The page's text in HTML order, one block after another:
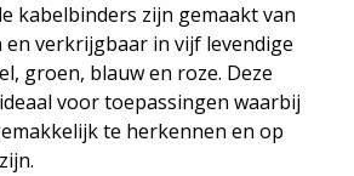
kabelbinders zijn gemaakt van
verkrijgbaar in vijf levendige
groen, blauw en roze. Deze
voor toepassingen waarbij
te herkennen en op